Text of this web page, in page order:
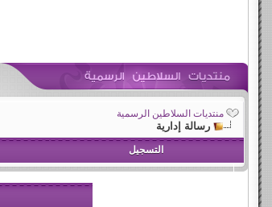
منتديات السلاطين الرسمية
رسالة إدارية
التسجيل